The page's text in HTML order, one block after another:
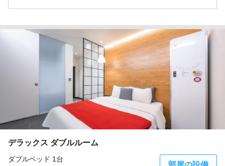
デラックス ダブルルーム
ダブルベッド 1台